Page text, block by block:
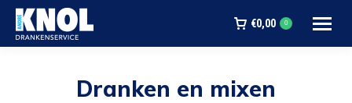
€0,00 0
Dranken en mixen